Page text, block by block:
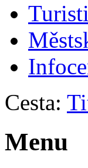
Cesta:
Menu